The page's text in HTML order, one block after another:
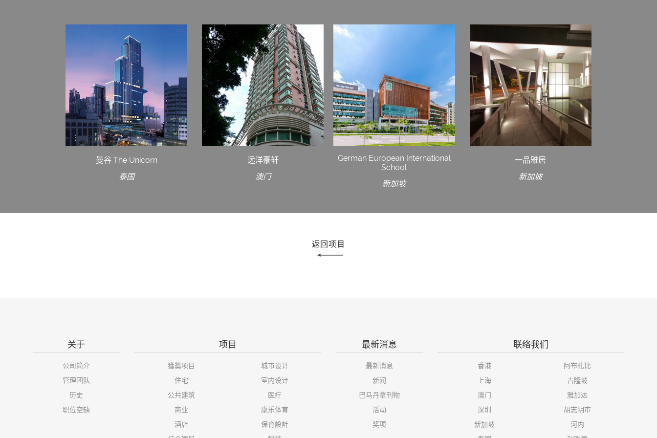
曼谷 The Unicorn
泰国
远洋豪轩
澳门
German European International
School
新加坡
一品雅居
新加坡
返回项目
关于
公司简介
管理团队
历史
职位空缺
项目
獲奬项目
住宅
公共建筑
商业
酒店
城市设计
室内设计
医疗
康乐体育
保育設計
最新消息
最新消息
新闻
巴马丹拿刊物
活动
奖项
联络我们
香港
上海
澳门
深圳
新加坡
阿布札比
吉隆坡
雅加达
胡志明市
河内